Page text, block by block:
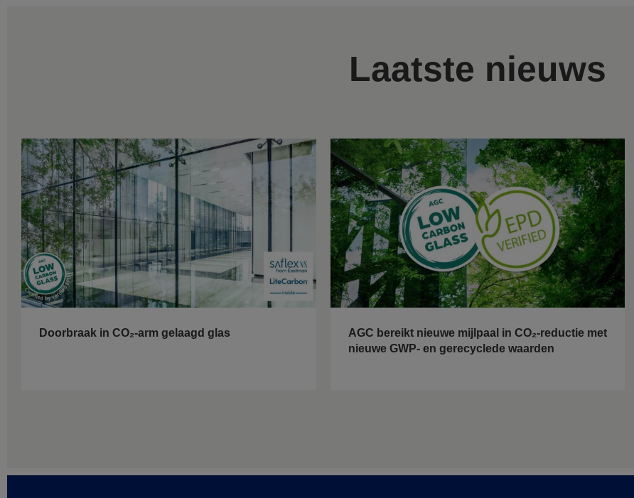
Laatste nieuws
Doorbraak in CO₂-arm gelaagd glas
AGC bereikt nieuwe mijlpaal in CO₂-reductie met
nieuwe GWP- en gerecyclede waarden